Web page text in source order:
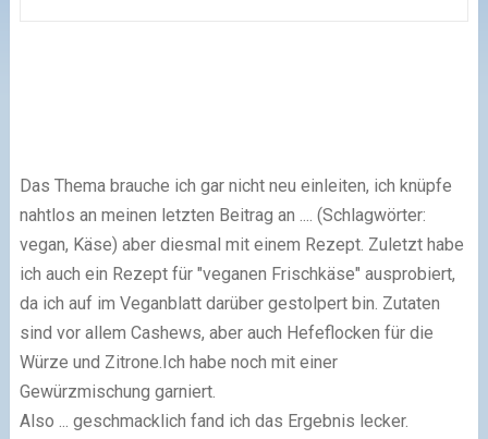
Das Thema brauche ich gar nicht neu einleiten, ich knüpfe
nahtlos an meinen letzten Beitrag an .... (Schlagwörter:
vegan, Käse) aber diesmal mit einem Rezept. Zuletzt habe
ich auch ein Rezept für "veganen Frischkäse" ausprobiert,
da ich auf im Veganblatt darüber gestolpert bin. Zutaten
sind vor allem Cashews, aber auch Hefeflocken für die
Würze und Zitrone.Ich habe noch mit einer
Gewürzmischung garniert.
Also ... geschmacklich fand ich das Ergebnis lecker.